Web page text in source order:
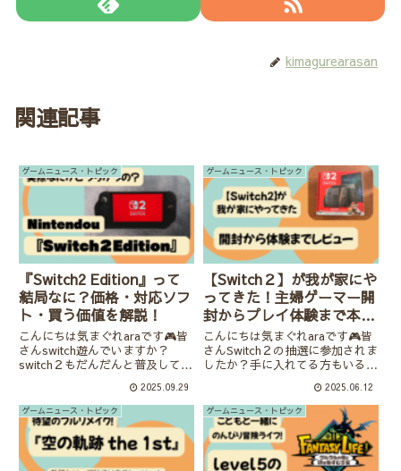
kimagurearasan
関連記事
ゲームニュース・トピック
『Switch2 Edition』って
結局なに？価格・対応ソフ
ト・買う価値を解説！
こんにちは気まぐれaraです🎮皆
さんswitch遊んでいますか？
switch２もだんだんと普及してき
販売からプレイ状況などを踏まえ
ての招待販売に変化しました。今
後もどんどん普及率が上がるので
はないか...
2025.09.29
ゲームニュース・トピック
【Switch２】が我が家にや
ってきた！主婦ゲーマー開
封からプレイ体験まで本音
レビューします🎮
こんにちは気まぐれaraです🎮皆
さんSwitch２の抽選に参加されま
したか？手に入れてる方もいるか
Switch２が年内に手に入ればとう
れしいなと思っていたのですが、
まさかのNintendoushopの第１
回抽選で当た...
2025.06.12
ゲームニュース・トピック ゲームニュース・トピック